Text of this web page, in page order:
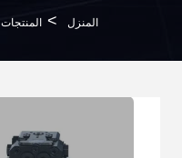
المنزل > المنتجات